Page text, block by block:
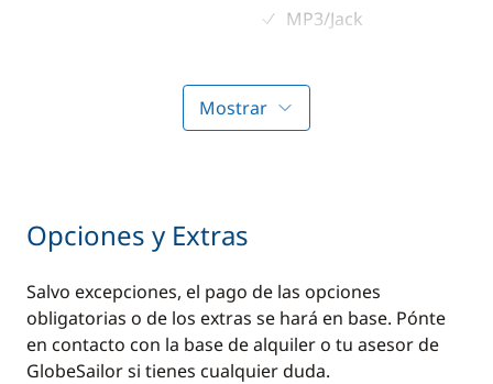
MP3/Jack
Plotter
Profundímetro
Radio VHF
Bimini
Cubierta de teca
Mostrar
Opciones y Extras
Salvo excepciones, el pago de las opciones
obligatorias o de los extras se hará en base. Pónte
en contacto con la base de alquiler o tu asesor de
GlobeSailor si tienes cualquier duda.